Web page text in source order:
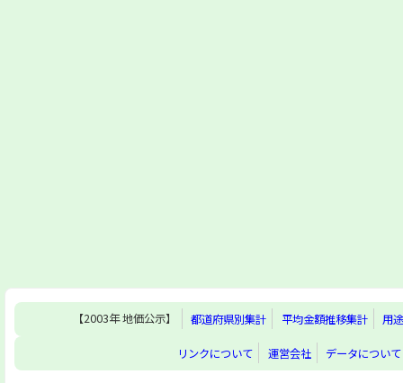
【2003年 地価公示】 都道府県別集計 平均金額推移集計 用
リンクについて 運営会社 データについて